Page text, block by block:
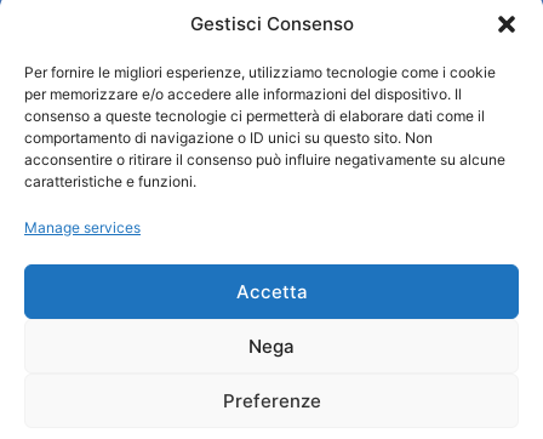
Gestisci Consenso
Per fornire le migliori esperienze, utilizziamo tecnologie come i cookie
per memorizzare e/o accedere alle informazioni del dispositivo. Il
consenso a queste tecnologie ci permetterà di elaborare dati come il
comportamento di navigazione o ID unici su questo sito. Non
acconsentire o ritirare il consenso può influire negativamente su alcune
caratteristiche e funzioni.
Manage services
Accetta
Nega
Preferenze
Turismo Padova
Who we are
Privacy policy